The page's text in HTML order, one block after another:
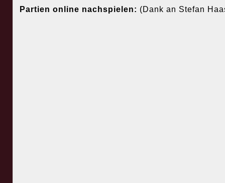
Partien online nachspielen: (Dank an Stefan